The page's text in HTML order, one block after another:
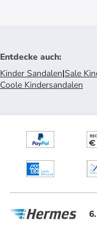
Entdecke auch:
Kinder Sandalen|Sale
Coole Kindersandalen